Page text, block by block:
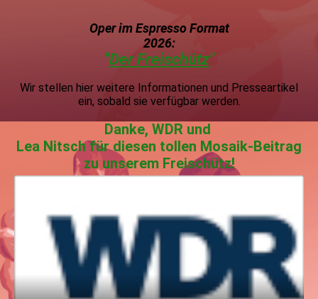
Oper im Espresso Format
2026:
"Der Freischütz"
Wir stellen hier weitere Informationen und Presseartikel
ein, sobald sie verfügbar werden.
Danke, WDR und
Lea Nitsch für diesen tollen Mosaik-Beitrag
zu unserem Freischütz!